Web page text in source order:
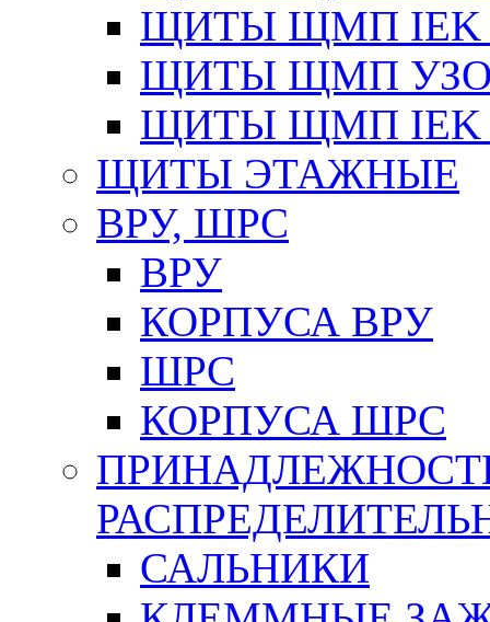
ЩИТЫ ЩМП IEK
ЩИТЫ ЩМП
ЩИТЫ ЩМП IEK
ЩИТЫ ЭТАЖНЫЕ
ВРУ, ШРС
ВРУ
КОРПУСА ВРУ
ШРС
КОРПУСА ШРС
САЛЬНИКИ